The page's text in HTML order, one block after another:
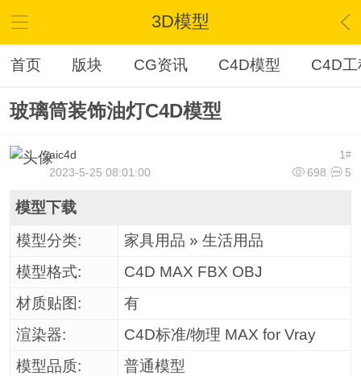
3D模型
首页 版块 CG资讯 C4D模型 C4D工
玻璃筒装饰油灯C4D模型
1#
aic4d
698
5
2023-5-25 08:01:00
模型下载
模型分类:
家具用品 » 生活用品
模型格式:
C4D MAX FBX OBJ
材质贴图:
有
渲染器:
C4D标准/物理 MAX for Vray
模型品质:
普通模型